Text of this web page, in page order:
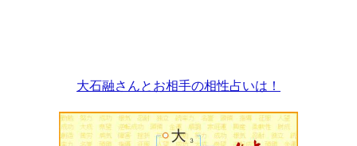
大石融さんとお相手の相性占いは！